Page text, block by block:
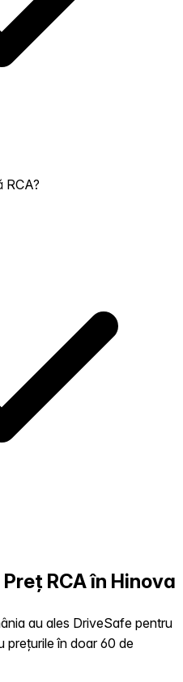
RCA?
RCA în Hinova
au ales DriveSafe pentru
prețurile în doar 60 de